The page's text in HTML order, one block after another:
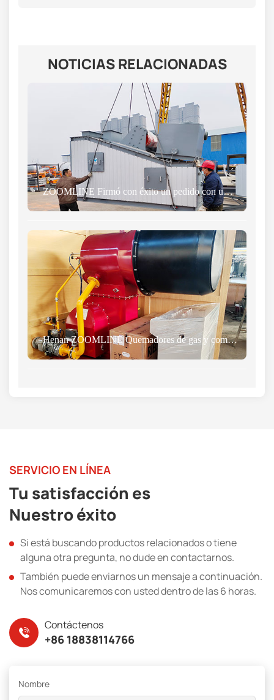
NOTICIAS RELACIONADAS
ZOOMLINE Firmó con éxito un pedido con un cliente de Kirguistán
Henan ZOOMLINE Quemadores de gas y combustible de doble uso para plantas de asfalto enviados con éxito a Uzbekistán
SERVICIO EN LÍNEA
Tu satisfacción es
Nuestro éxito
Si está buscando productos relacionados o tiene
alguna otra pregunta, no dude en contactarnos.
También puede enviarnos un mensaje a continuación.
Nos comunicaremos con usted dentro de las 6 horas.
Contáctenos
+86 18838114766
Nombre